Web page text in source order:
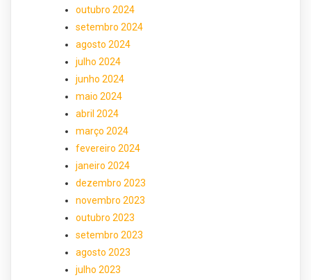
outubro 2024
setembro 2024
agosto 2024
julho 2024
junho 2024
maio 2024
abril 2024
março 2024
fevereiro 2024
janeiro 2024
dezembro 2023
novembro 2023
outubro 2023
setembro 2023
agosto 2023
julho 2023